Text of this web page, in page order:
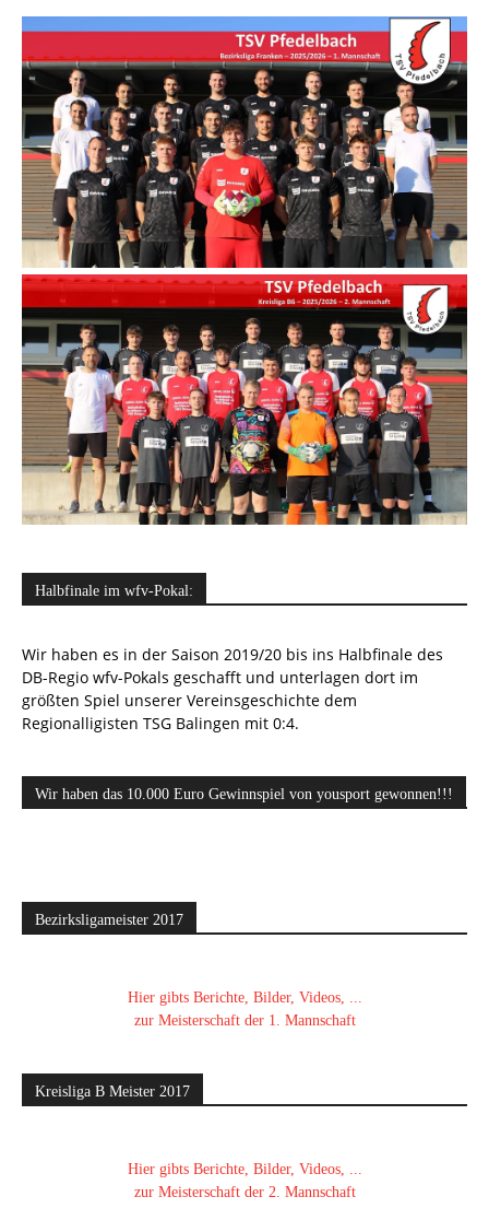
Halbfinale im wfv-Pokal:
Wir haben es in der Saison 2019/20 bis ins Halbfinale des
DB-Regio wfv-Pokals geschafft und unterlagen dort im
größten Spiel unserer Vereinsgeschichte dem
Regionalligisten TSG Balingen mit 0:4.
Wir haben das 10.000 Euro Gewinnspiel von yousport gewonnen!!!
Bezirksligameister 2017
Hier gibts Berichte, Bilder, Videos, ...
zur Meisterschaft der 1. Mannschaft
Kreisliga B Meister 2017
Hier gibts Berichte, Bilder, Videos, ...
zur Meisterschaft der 2. Mannschaft